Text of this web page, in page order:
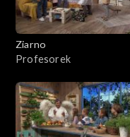
Ziarno
Profesorek